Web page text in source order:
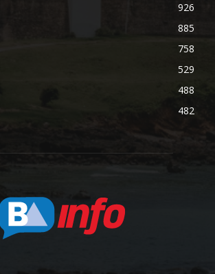
926
885
758
529
488
482